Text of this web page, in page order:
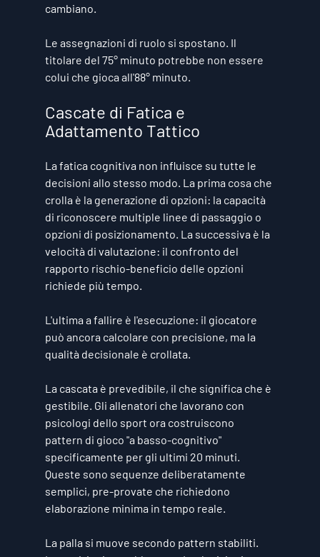
cambiano.
Le assegnazioni di ruolo si spostano. Il
titolare del 75° minuto potrebbe non essere
colui che gioca all'88° minuto.
Cascate di Fatica e
Adattamento Tattico
La fatica cognitiva non influisce su tutte le
decisioni allo stesso modo. La prima cosa che
crolla è la generazione di opzioni: la capacità
di riconoscere multiple linee di passaggio o
opzioni di posizionamento. La successiva è la
velocità di valutazione: il confronto del
rapporto rischio-beneficio delle opzioni
richiede più tempo.
L'ultima a fallire è l'esecuzione: il giocatore
può ancora calcolare con precisione, ma la
qualità decisionale è crollata.
La cascata è prevedibile, il che significa che è
gestibile. Gli allenatori che lavorano con
psicologi dello sport ora costruiscono
pattern di gioco "a basso-cognitivo"
specificamente per gli ultimi 20 minuti.
Queste sono sequenze deliberatamente
semplici, pre-provate che richiedono
elaborazione minima in tempo reale.
La palla si muove secondo pattern stabiliti.